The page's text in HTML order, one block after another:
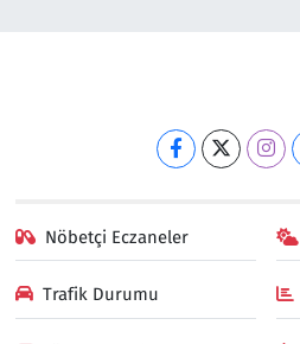
Nöbetçi Eczaneler
Trafik Durumu